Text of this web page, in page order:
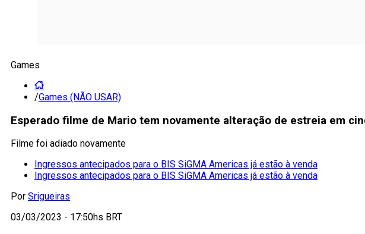
Games
/Games (NÃO USAR)
Esperado filme de Mario tem novamente alteração de estreia em
Filme foi adiado novamente
Ingressos antecipados para o BIS SiGMA Americas já estão à venda
Ingressos antecipados para o BIS SiGMA Americas já estão à venda
Por Srigueiras
03/03/2023 - 17:50hs BRT